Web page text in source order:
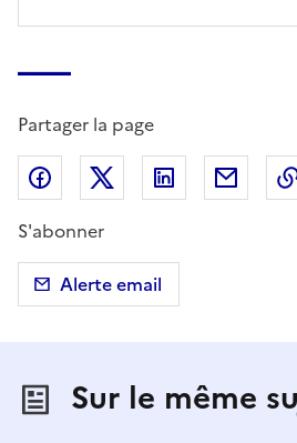
Partager la page
Partager sur Facebook
Partager sur X
Partager sur
S'abonner
Alerte email
Sur le même